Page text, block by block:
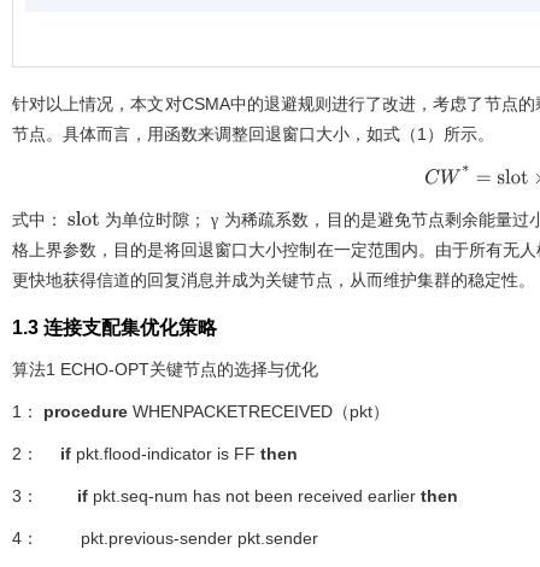
针对以上情况，本文对CSMA中的退避规则进行了改进，考虑了节点
节点。具体而言，用函数来调整回退窗口大小，如式（1） 所示。
CW* slot ×γ×2
式中：
slot 为单位时隙； γ
γ 为稀疏系数，目的是避免节点剩余能量过
格上界参数，目的是将回退窗口大小控制在一定范围内。由于所有无
更快地获得信道的回复消息并成为关键节点，从而维护集群的稳定性。
1.3 连接支配集优化策略
算法1 ECHO-OPT关键节点的选择与优化
1： procedure WHENPACKETRECEIVED（pkt）
2： if pkt.flood-indicator is FF then
3： if pkt.seq-num has not been received earlier then
4： pkt.previous-sender pkt.sender